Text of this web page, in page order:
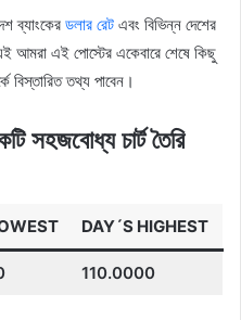
ব্যাংকের ডলার রেট এবং বিভিন্ন দেশের
আমরা এই পোস্টের একেবারে শেষে কিছু
বিস্তারিত তথ্য পাবেন।
সহজবোধ্য চার্ট তৈরি
DAY´S HIGHEST
110.0000